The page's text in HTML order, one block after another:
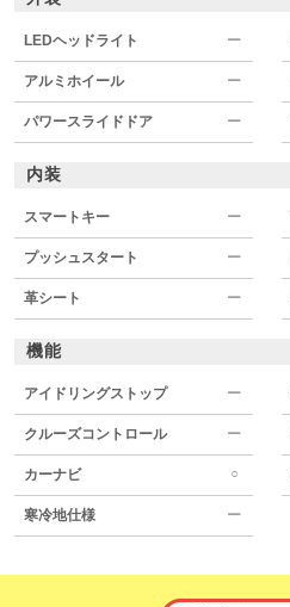
LEDヘッドライト ー
アルミホイール ー
パワースライドドア ー
内装
スマートキー ー
プッシュスタート ー
革シート ー
機能
アイドリングストップ ー
クルーズコントロール ー
カーナビ ○
寒冷地仕様 ー